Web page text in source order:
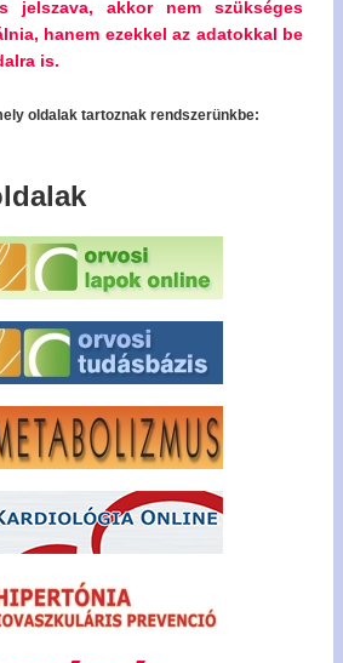
jelszava, akkor nem szükséges
hanem ezekkel az adatokkal be
is.
oldalak tartoznak rendszerünkbe: